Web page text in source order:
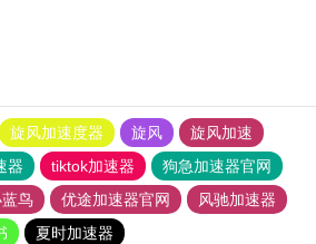
旋风加速度器 旋风
旋风加速
器 tiktok加速器
狗急加速器官网
鸟 优途加速器官网
风驰加速器
夏时加速器